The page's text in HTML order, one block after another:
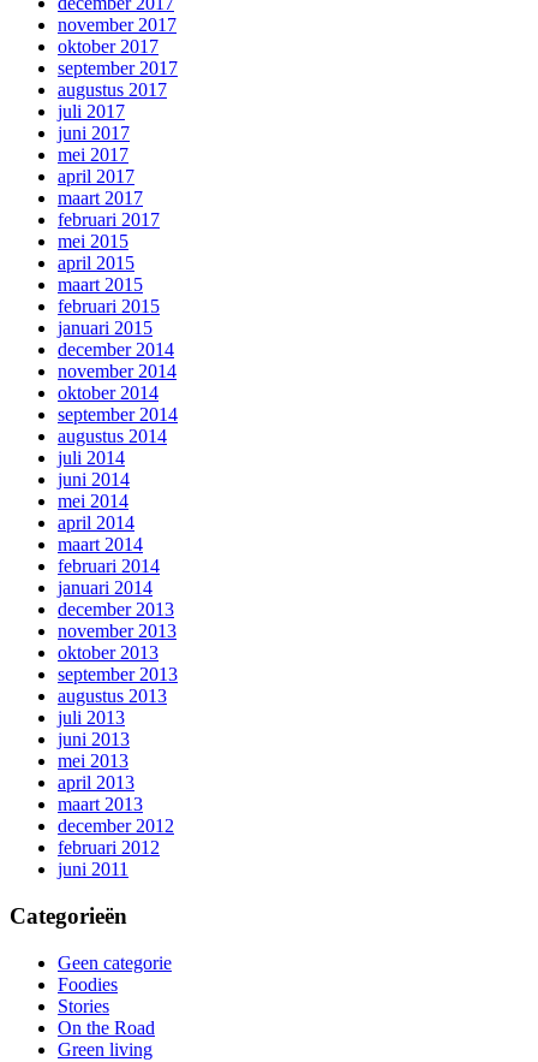
november 2017
oktober 2017
september 2017
augustus 2017
juli 2017
juni 2017
mei 2017
april 2017
maart 2017
februari 2017
mei 2015
april 2015
maart 2015
februari 2015
januari 2015
december 2014
november 2014
oktober 2014
september 2014
augustus 2014
juli 2014
juni 2014
mei 2014
april 2014
maart 2014
februari 2014
januari 2014
december 2013
november 2013
oktober 2013
september 2013
augustus 2013
juli 2013
juni 2013
mei 2013
april 2013
maart 2013
december 2012
februari 2012
juni 2011
Categorieën
Geen categorie
Foodies
Stories
On the Road
Green living